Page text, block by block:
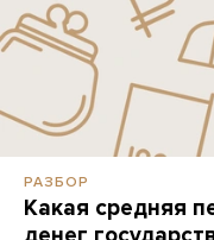
РАЗБОР
Какая средняя